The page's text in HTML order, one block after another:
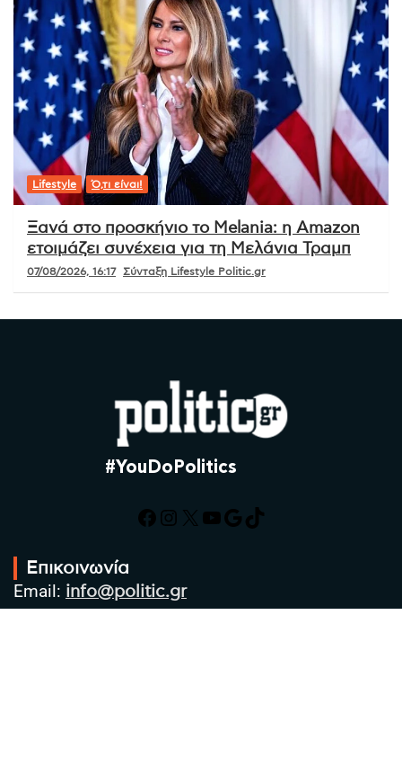
Lifestyle Ό,τι είναι!
Ξανά στο προσκήνιο το Melania: η Amazon
ετοιμάζει συνέχεια για τη Μελάνια Τραμπ
07/08/2026, 16:17 Σύνταξη Lifestyle Politic.gr
#YouDoPolitics
Facebook
Instagram
X YouTube
Google
TikTok
Επικοινωνία
Email: info@politic.gr
Τηλ: